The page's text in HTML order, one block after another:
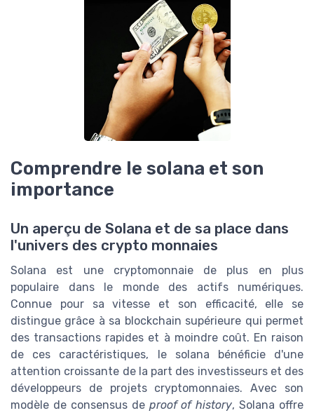
Comprendre le solana et son
importance
Un aperçu de Solana et de sa place dans
l'univers des crypto monnaies
Solana est une cryptomonnaie de plus en plus
populaire dans le monde des actifs numériques.
Connue pour sa vitesse et son efficacité, elle se
distingue grâce à sa blockchain supérieure qui permet
des transactions rapides et à moindre coût. En raison
de ces caractéristiques, le solana bénéficie d'une
attention croissante de la part des investisseurs et des
développeurs de projets cryptomonnaies. Avec son
modèle de consensus de proof of history, Solana offre